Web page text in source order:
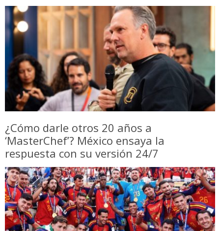
¿Cómo darle otros 20 años a
‘MasterChef’? México ensaya la
respuesta con su versión 24/7